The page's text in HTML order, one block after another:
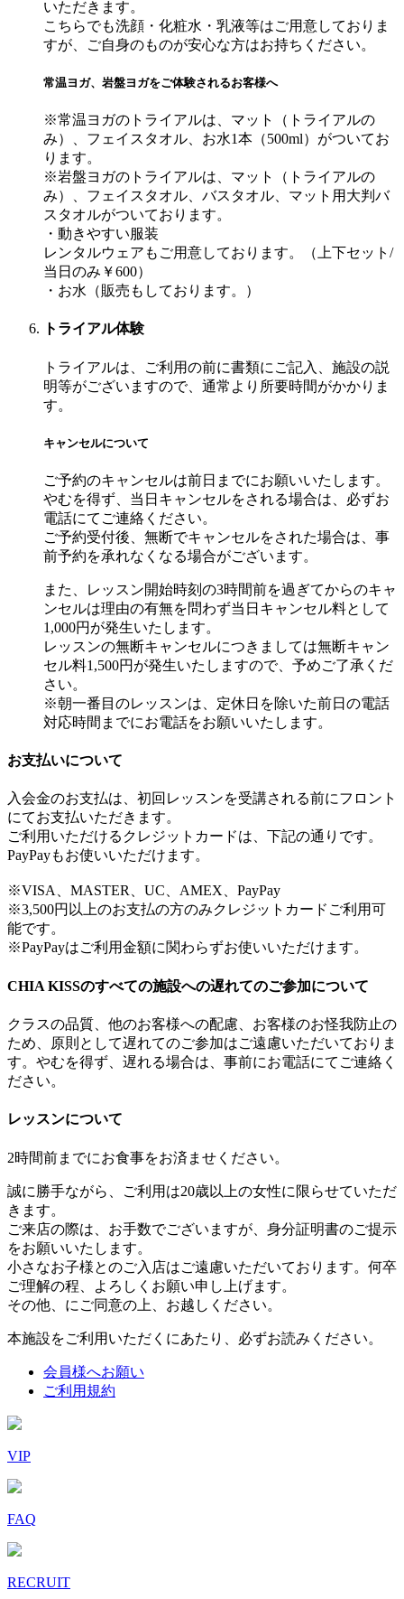
いただきます。
こちらでも洗顔・化粧水・乳液等はご用意しておりま
すが、ご自身のものが安心な方はお持ちください。
常温ヨガ、岩盤ヨガをご体験されるお客様へ
※常温ヨガのトライアルは、マット（トライアルの
み）、フェイスタオル、お水1本（500ml）がついてお
ります。
※岩盤ヨガのトライアルは、マット（トライアルの
み）、フェイスタオル、バスタオル、マット用大判バ
スタオルがついております。
・動きやすい服装
レンタルウェアもご用意しております。（上下セット/
当日のみ￥600）
・お水（販売もしております。）
トライアル体験
トライアルは、ご利用の前に書類にご記入、施設の説
明等がございますので、通常より所要時間がかかりま
す。
キャンセルについて
ご予約のキャンセルは前日までにお願いいたします。
やむを得ず、当日キャンセルをされる場合は、必ずお
電話にてご連絡ください。
ご予約受付後、無断でキャンセルをされた場合は、事
前予約を承れなくなる場合がございます。
また、レッスン開始時刻の3時間前を過ぎてからのキャ
ンセルは理由の有無を問わず当日キャンセル料として
1,000円が発生いたします。
レッスンの無断キャンセルにつきましては無断キャン
セル料1,500円が発生いたしますので、予めご了承くだ
さい。
※朝一番目のレッスンは、定休日を除いた前日の電話
対応時間までにお電話をお願いいたします。
お支払いについて
入会金のお支払は、初回レッスンを受講される前にフロント
にてお支払いただきます。
ご利用いただけるクレジットカードは、下記の通りです。
PayPayもお使いいただけます。
※VISA、MASTER、UC、AMEX、PayPay
※3,500円以上のお支払の方のみクレジットカードご利用可
能です。
※PayPayはご利用金額に関わらずお使いいただけます。
CHIA KISSのすべての施設への遅れてのご参加について
クラスの品質、他のお客様への配慮、お客様のお怪我防止の
ため、原則として遅れてのご参加はご遠慮いただいておりま
す。やむを得ず、遅れる場合は、事前にお電話にてご連絡く
ださい。
レッスンについて
2時間前までにお食事をお済ませください。
誠に勝手ながら、ご利用は20歳以上の女性に限らせていただ
きます。
ご来店の際は、お手数でございますが、身分証明書のご提示
をお願いいたします。
小さなお子様とのご入店はご遠慮いただいております。何卒
ご理解の程、よろしくお願い申し上げます。
その他、にご同意の上、お越しください。
本施設をご利用いただくにあたり、必ずお読みください。
会員様へお願い
ご利用規約
VIP
FAQ
RECRUIT